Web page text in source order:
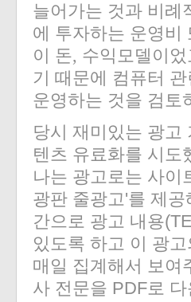
늘어가는 것과 비례
에 투자하는 운영비
이 돈, 수익모델이
기 때문에 컴퓨터
운영하는 것을 검토
당시 재미있는 광고
텐츠 유료화를 시도
나는 광고로는 사이
광판 줄광고'를 제공
간으로 광고 내용
있도록 하고 이 광
매일 집계해서 보여
사 전문을 PDF로